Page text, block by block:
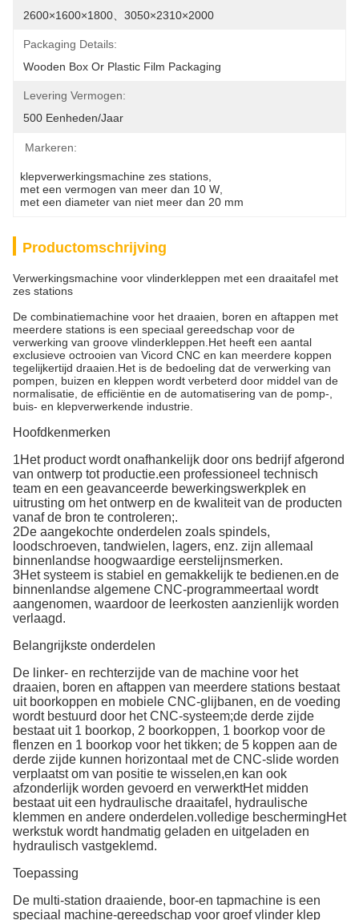
2600×1600×1800、3050×2310×2000
Packaging Details:
Wooden Box Or Plastic Film Packaging
Levering Vermogen:
500 Eenheden/jaar
Markeren:
klepverwerkingsmachine zes stations
met een vermogen van meer dan 10 W
met een diameter van niet meer dan 20 mm
Productomschrijving
Verwerkingsmachine voor vlinderkleppen met een draaitafel met
zes stations
De combinatiemachine voor het draaien, boren en aftappen met
meerdere stations is een speciaal gereedschap voor de
verwerking van groove vlinderkleppen.Het heeft een aantal
exclusieve octrooien van Vicord CNC en kan meerdere koppen
tegelijkertijd draaien.Het is de bedoeling dat de verwerking van
pompen, buizen en kleppen wordt verbeterd door middel van de
normalisatie, de efficiëntie en de automatisering van de pomp-,
buis- en klepverwerkende industrie.
Hoofdkenmerken
1Het product wordt onafhankelijk door ons bedrijf afgerond
van ontwerp tot productie.een professioneel technisch
team en een geavanceerde bewerkingswerkplek en
uitrusting om het ontwerp en de kwaliteit van de producten
vanaf de bron te controleren;.
2De aangekochte onderdelen zoals spindels,
loodschroeven, tandwielen, lagers, enz. zijn allemaal
binnenlandse hoogwaardige eerstelijnsmerken.
3Het systeem is stabiel en gemakkelijk te bedienen.en de
binnenlandse algemene CNC-programmeertaal wordt
aangenomen, waardoor de leerkosten aanzienlijk worden
verlaagd.
Belangrijkste onderdelen
De linker- en rechterzijde van de machine voor het
draaien, boren en aftappen van meerdere stations bestaat
uit boorkoppen en mobiele CNC-glijbanen, en de voeding
wordt bestuurd door het CNC-systeem;de derde zijde
bestaat uit 1 boorkop, 2 boorkoppen, 1 boorkop voor de
flenzen en 1 boorkop voor het tikken; de 5 koppen aan de
derde zijde kunnen horizontaal met de CNC-slide worden
verplaatst om van positie te wisselen,en kan ook
afzonderlijk worden gevoerd en verwerktHet midden
bestaat uit een hydraulische draaitafel, hydraulische
klemmen en andere onderdelen.volledige beschermingHet
werkstuk wordt handmatig geladen en uitgeladen en
hydraulisch vastgeklemd.
Toepassing
De multi-station draaiende, boor-en tapmachine is een
speciaal machine-gereedschap voor groef vlinder klep